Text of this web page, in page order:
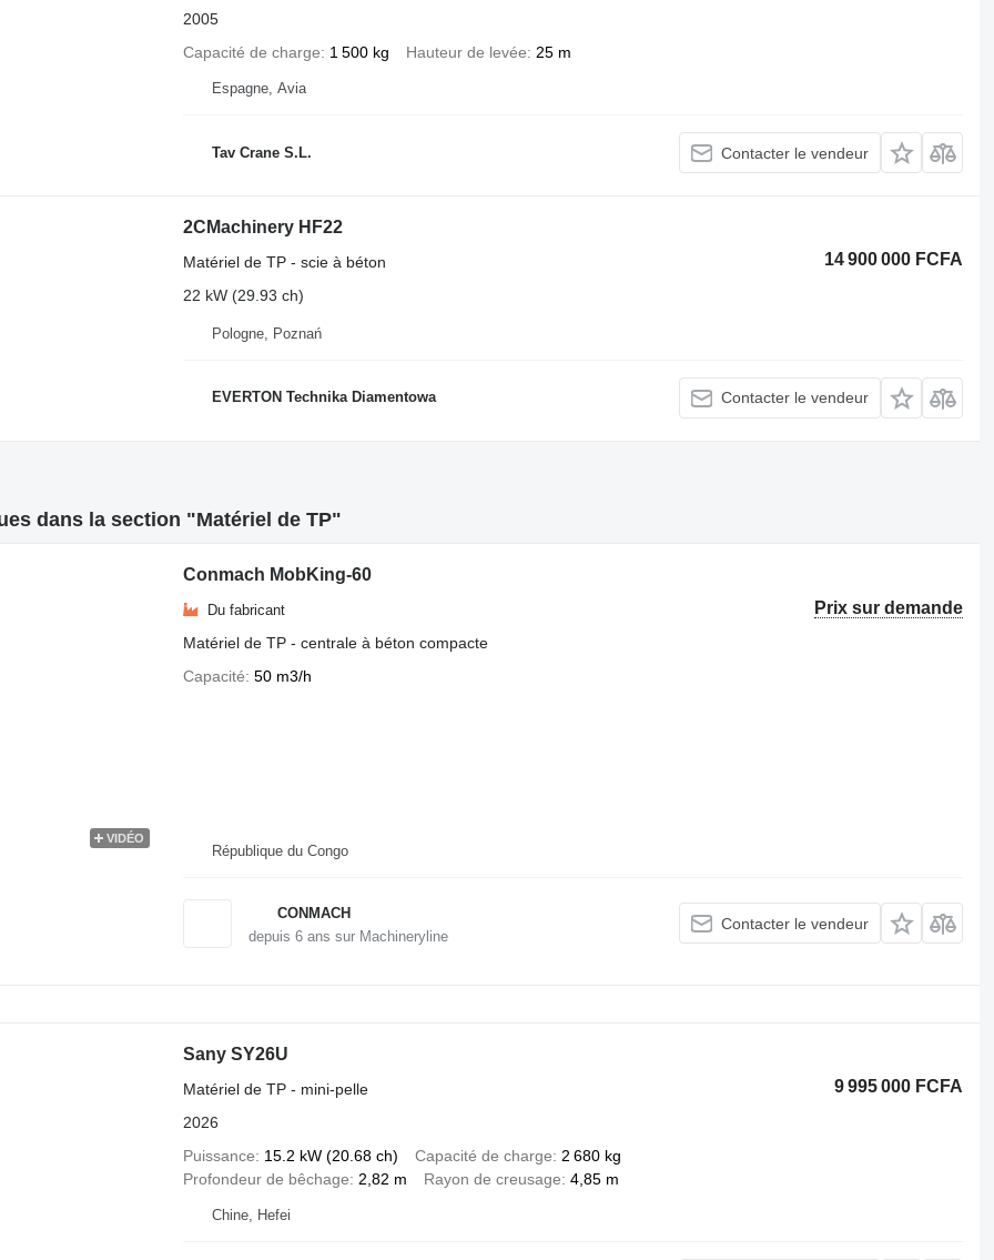
2005
Capacité de charge
1 500 kg Hauteur de levée 25 m
Espagne, Avia
Tav Crane S.L. Contacter le vendeur
2CMachinery HF22
14 900 000 FCFA
Matériel de TP - scie à béton
22 kW (29.93 ch)
Pologne, Poznań
EVERTON Technika Diamentowa Contacter le vendeur
dans la section "Matériel de TP"
VIDÉO
Conmach MobKing-60
Prix sur demande
Du fabricant
Matériel de TP - centrale à béton compacte
Capacité 50 m3/h
République du Congo
CONMACH
depuis 6ans sur Machineryline
Contacter le vendeur
Sany SY26U
9 995 000 FCFA
Matériel de TP - mini-pelle
2026
Puissance
15.2 kW (20.68 ch) Capacité de charge
2 680 kg
Profondeur de bêchage
2,82 m Rayon de creusage 4,85 m
Chine, Hefei